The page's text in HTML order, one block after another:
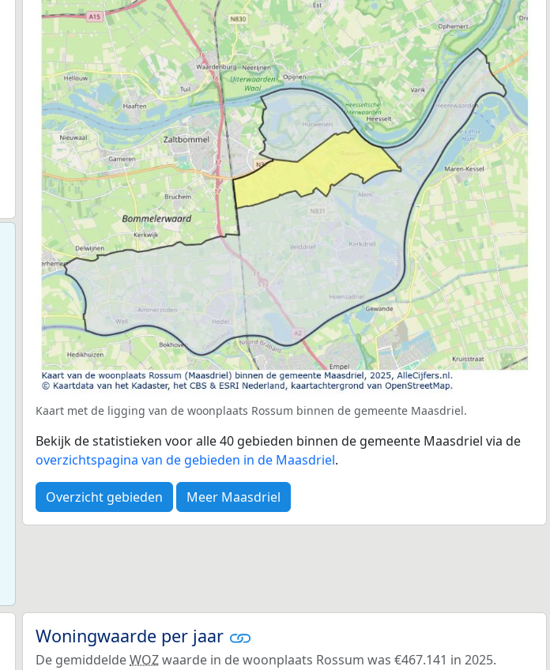
Kaart met de ligging van de woonplaats Rossum binnen de gemeente Maasdriel.
Bekijk de statistieken voor alle 40 gebieden binnen de gemeente Maasdriel via de
overzichtspagina van de gebieden in de Maasdriel.
Overzicht gebieden Meer Maasdriel
Woningwaarde per jaar
De gemiddeldeWOZwaarde in de woonplaats Rossum was €467.141 in 2025.